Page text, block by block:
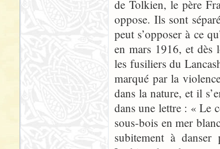
de Tolkien, le père
oppose. Ils sont
peut s’opposer à ce
en mars 1916, et
les fusiliers du
marqué par la
dans la nature, et il
dans une lettre : « Le
sous-bois en mer
subitement à